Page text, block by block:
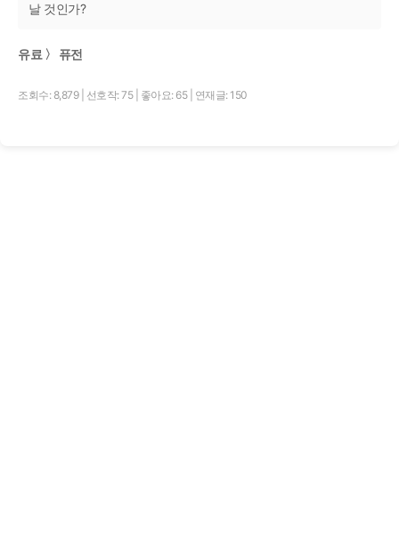
날 것인가?
유료 〉 퓨전
조회수: 8,879 선호작: 75 좋아요: 65 연재글: 150